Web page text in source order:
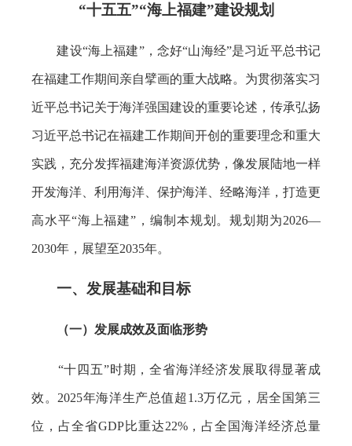
“十五五”“海上福建”建设规划
建设“海上福建”，念好“山海经”是习近平总书记
在福建工作期间亲自擘画的重大战略。为贯彻落实习
近平总书记关于海洋强国建设的重要论述，传承弘扬
习近平总书记在福建工作期间开创的重要理念和重大
实践，充分发挥福建海洋资源优势，像发展陆地一样
开发海洋、利用海洋、保护海洋、经略海洋，打造更
高水平“海上福建”，编制本规划。规划期为2026—
2030年，展望至2035年。
一、发展基础和目标
（一）发展成效及面临形势
“十四五”时期，全省海洋经济发展取得显著成
效。2025年海洋生产总值超1.3万亿元，居全国第三
位，占全省GDP比重达22%，占全国海洋经济总量